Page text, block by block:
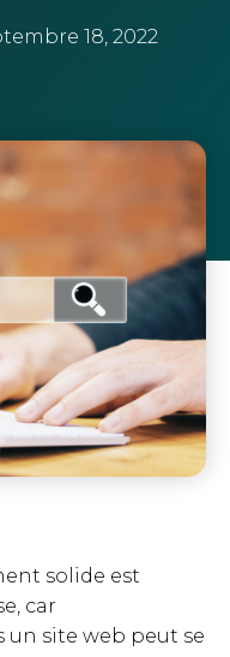
18, 2022
solide est
car
un site web peut se